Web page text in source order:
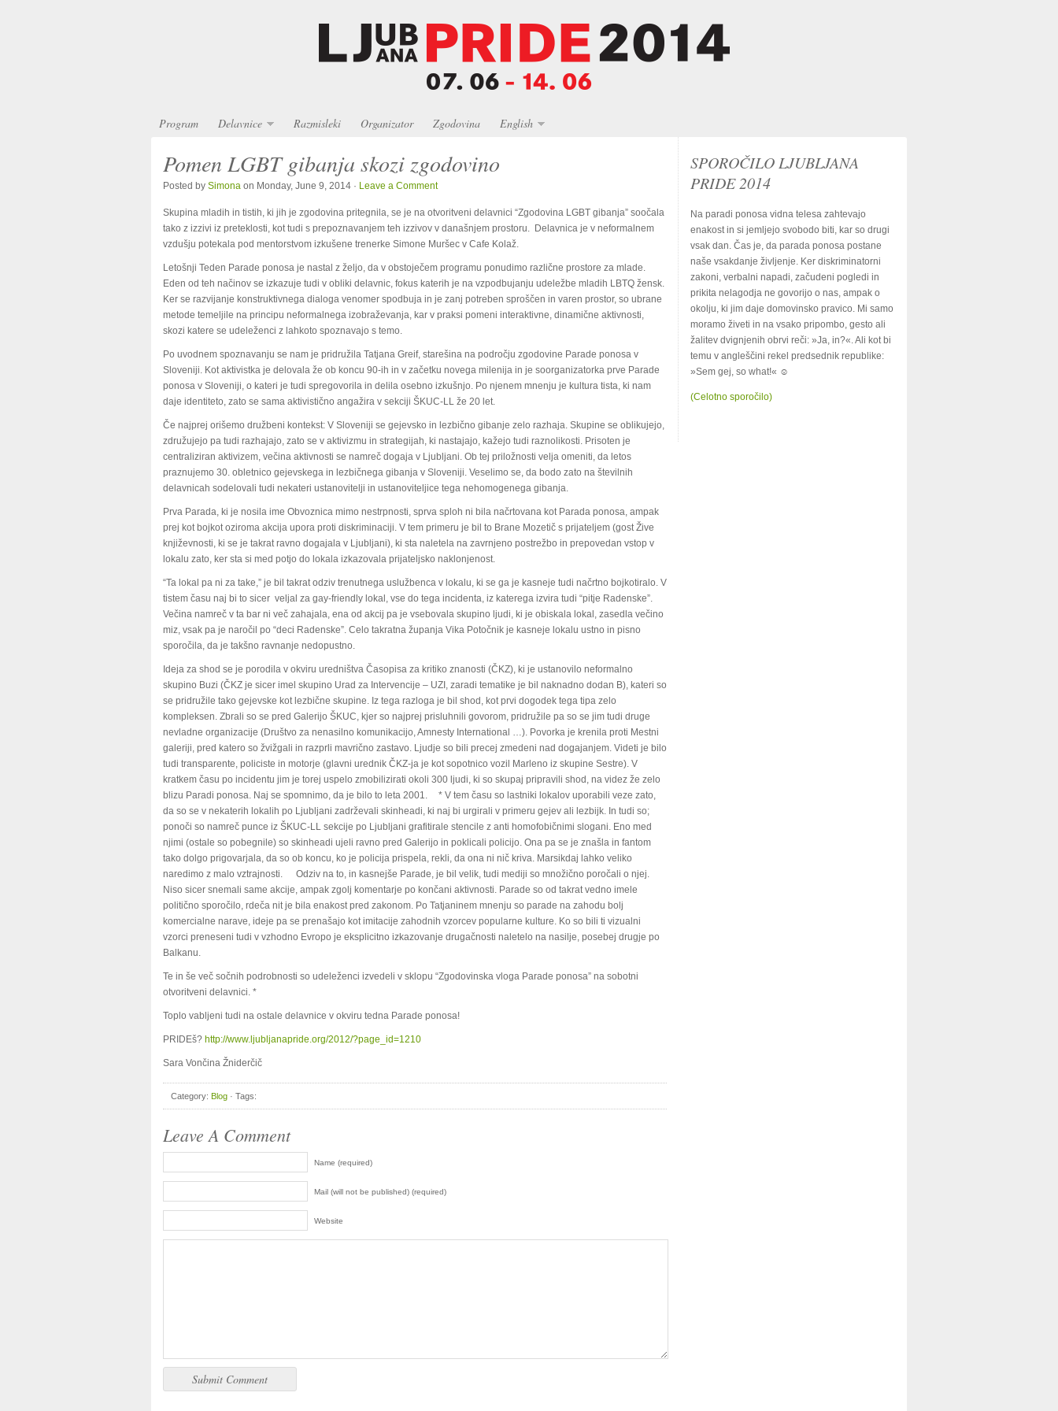
Program Delavnice Razmisleki Organizator Zgodovina English
Pomen LGBT gibanja skozi zgodovino
Posted by Simona on Monday, June 9, 2014 · Leave a Comment
Skupina mladih in tistih, ki jih je zgodovina pritegnila, se je na otvoritveni delavnici “Zgodovina LGBT gibanja” soočala
tako z izzivi iz preteklosti, kot tudi s prepoznavanjem teh izzivov v današnjem prostoru. Delavnica je v neformalnem
vzdušju potekala pod mentorstvom izkušene trenerke Simone Muršec v Cafe Kolaž.
Letošnji Teden Parade ponosa je nastal z željo, da v obstoječem programu ponudimo različne prostore za mlade.
Eden od teh načinov se izkazuje tudi v obliki delavnic, fokus katerih je na vzpodbujanju udeležbe mladih LBTQ žensk.
Ker se razvijanje konstruktivnega dialoga venomer spodbuja in je zanj potreben sproščen in varen prostor, so ubrane
metode temeljile na principu neformalnega izobraževanja, kar v praksi pomeni interaktivne, dinamične aktivnosti,
skozi katere se udeleženci z lahkoto spoznavajo s temo.
Po uvodnem spoznavanju se nam je pridružila Tatjana Greif, starešina na področju zgodovine Parade ponosa v
Sloveniji. Kot aktivistka je delovala že ob koncu 90-ih in v začetku novega milenija in je soorganizatorka prve Parade
ponosa v Sloveniji, o kateri je tudi spregovorila in delila osebno izkušnjo. Po njenem mnenju je kultura tista, ki nam
daje identiteto, zato se sama aktivistično angažira v sekciji ŠKUC-LL že 20 let.
Če najprej orišemo družbeni kontekst: V Sloveniji se gejevsko in lezbično gibanje zelo razhaja. Skupine se oblikujejo,
združujejo pa tudi razhajajo, zato se v aktivizmu in strategijah, ki nastajajo, kažejo tudi raznolikosti. Prisoten je
centraliziran aktivizem, večina aktivnosti se namreč dogaja v Ljubljani. Ob tej priložnosti velja omeniti, da letos
praznujemo 30. obletnico gejevskega in lezbičnega gibanja v Sloveniji. Veselimo se, da bodo zato na številnih
delavnicah sodelovali tudi nekateri ustanovitelji in ustanoviteljice tega nehomogenega gibanja.
Prva Parada, ki je nosila ime Obvoznica mimo nestrpnosti, sprva sploh ni bila načrtovana kot Parada ponosa, ampak
prej kot bojkot oziroma akcija upora proti diskriminaciji. V tem primeru je bil to Brane Mozetič s prijateljem (gost Žive
književnosti, ki se je takrat ravno dogajala v Ljubljani), ki sta naletela na zavrnjeno postrežbo in prepovedan vstop v
lokalu zato, ker sta si med potjo do lokala izkazovala prijateljsko naklonjenost.
“Ta lokal pa ni za take,” je bil takrat odziv trenutnega uslužbenca v lokalu, ki se ga je kasneje tudi načrtno bojkotiralo. V
tistem času naj bi to sicer veljal za gay-friendly lokal, vse do tega incidenta, iz katerega izvira tudi “pitje Radenske”.
Večina namreč v ta bar ni več zahajala, ena od akcij pa je vsebovala skupino ljudi, ki je obiskala lokal, zasedla večino
miz, vsak pa je naročil po “deci Radenske”. Celo takratna županja Vika Potočnik je kasneje lokalu ustno in pisno
sporočila, da je takšno ravnanje nedopustno.
Ideja za shod se je porodila v okviru uredništva Časopisa za kritiko znanosti (ČKZ), ki je ustanovilo neformalno
skupino Buzi (ČKZ je sicer imel skupino Urad za Intervencije – UZI, zaradi tematike je bil naknadno dodan B), kateri so
se pridružile tako gejevske kot lezbične skupine. Iz tega razloga je bil shod, kot prvi dogodek tega tipa zelo
kompleksen. Zbrali so se pred Galerijo ŠKUC, kjer so najprej prisluhnili govorom, pridružile pa so se jim tudi druge
nevladne organizacije (Društvo za nenasilno komunikacijo, Amnesty International …). Povorka je krenila proti Mestni
galeriji, pred katero so žvižgali in razprli mavrično zastavo. Ljudje so bili precej zmedeni nad dogajanjem. Videti je bilo
tudi transparente, policiste in motorje (glavni urednik ČKZ-ja je kot sopotnico vozil Marleno iz skupine Sestre). V
kratkem času po incidentu jim je torej uspelo zmobilizirati okoli 300 ljudi, ki so skupaj pripravili shod, na videz že zelo
blizu Paradi ponosa. Naj se spomnimo, da je bilo to leta 2001. * V tem času so lastniki lokalov uporabili veze zato,
da so se v nekaterih lokalih po Ljubljani zadrževali skinheadi, ki naj bi urgirali v primeru gejev ali lezbijk. In tudi so;
ponoči so namreč punce iz ŠKUC-LL sekcije po Ljubljani grafitirale stencile z anti homofobičnimi slogani. Eno med
njimi (ostale so pobegnile) so skinheadi ujeli ravno pred Galerijo in poklicali policijo. Ona pa se je znašla in fantom
tako dolgo prigovarjala, da so ob koncu, ko je policija prispela, rekli, da ona ni nič kriva. Marsikdaj lahko veliko
naredimo z malo vztrajnosti. Odziv na to, in kasnejše Parade, je bil velik, tudi mediji so množično poročali o njej.
Niso sicer snemali same akcije, ampak zgolj komentarje po končani aktivnosti. Parade so od takrat vedno imele
politično sporočilo, rdeča nit je bila enakost pred zakonom. Po Tatjaninem mnenju so parade na zahodu bolj
komercialne narave, ideje pa se prenašajo kot imitacije zahodnih vzorcev popularne kulture. Ko so bili ti vizualni
vzorci preneseni tudi v vzhodno Evropo je eksplicitno izkazovanje drugačnosti naletelo na nasilje, posebej drugje po
Balkanu.
Te in še več sočnih podrobnosti so udeleženci izvedeli v sklopu “Zgodovinska vloga Parade ponosa” na sobotni
otvoritveni delavnici. *
Toplo vabljeni tudi na ostale delavnice v okviru tedna Parade ponosa!
PRIDEš? http://www.ljubljanapride.org/2012/?page_id=1210
Sara Vončina Žniderčič
Category: Blog · Tags:
Leave A Comment
Name (required)
Mail (will not be published) (required)
Website
SPOROČILO LJUBLJANA
PRIDE 2014
Na paradi ponosa vidna telesa zahtevajo
enakost in si jemljejo svobodo biti, kar so drugi
vsak dan. Čas je, da parada ponosa postane
naše vsakdanje življenje. Ker diskriminatorni
zakoni, verbalni napadi, začudeni pogledi in
prikita nelagodja ne govorijo o nas, ampak o
okolju, ki jim daje domovinsko pravico. Mi samo
moramo živeti in na vsako pripombo, gesto ali
žalitev dvignjenih obrvi reči: »Ja, in?«. Ali kot bi
temu v angleščini rekel predsednik republike:
»Sem gej, so what!« ☺
(Celotno sporočilo)